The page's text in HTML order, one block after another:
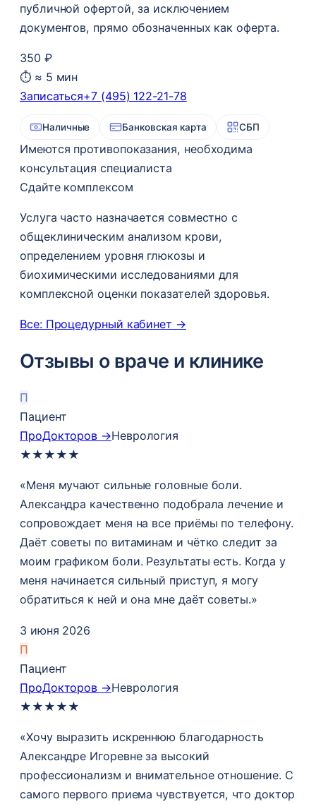
публичной офертой, за исключением
документов, прямо обозначенных как оферта.
350 ₽
⏱ ≈ 5 мин
Записаться+7 (495) 122-21-78
Наличные Банковская карта СБП
Имеются противопоказания, необходима
консультация специалиста
Сдайте комплексом
Услуга часто назначается совместно с
общеклиническим анализом крови,
определением уровня глюкозы и
биохимическими исследованиями для
комплексной оценки показателей здоровья.
Все: Процедурный кабинет →
Отзывы о враче и клинике
П
Пациент
ПроДокторов →Неврология
★ ★ ★ ★ ★
«Меня мучают сильные головные боли.
Александра качественно подобрала лечение и
сопровождает меня на все приёмы по телефону.
Даёт советы по витаминам и чётко следит за
моим графиком боли. Результаты есть. Когда у
меня начинается сильный приступ, я могу
обратиться к ней и она мне даёт советы.»
3 июня 2026
П
Пациент
ПроДокторов →Неврология
★ ★ ★ ★ ★
«Хочу выразить искреннюю благодарность
Александре Игоревне за высокий
профессионализм и внимательное отношение. С
самого первого приема чувствуется, что доктор